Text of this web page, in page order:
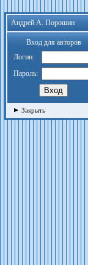
Андрей А. Порошин
Вход для авторов
Логин:
Пароль:
Закрыть